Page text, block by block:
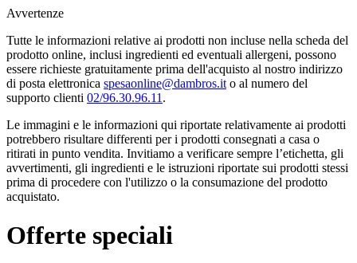
Avvertenze
Tutte le informazioni relative ai prodotti non incluse nella scheda del
prodotto online, inclusi ingredienti ed eventuali allergeni, possono
essere richieste gratuitamente prima dell'acquisto al nostro indirizzo
di posta elettronica spesaonline@dambros.it o al numero del
supporto clienti 02/96.30.96.11 .
Le immagini e le informazioni qui riportate relativamente ai prodotti
potrebbero risultare differenti per i prodotti consegnati a casa o
ritirati in punto vendita. Invitiamo a verificare sempre l’etichetta, gli
avvertimenti, gli ingredienti e le istruzioni riportate sui prodotti stessi
prima di procedere con l'utilizzo o la consumazione del prodotto
acquistato.
Offerte speciali